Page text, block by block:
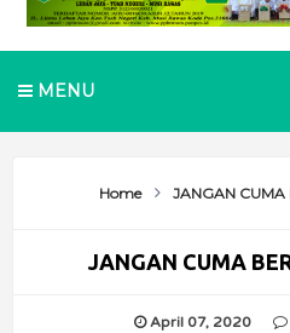
MENU
Home JANGAN CUMA
JANGAN CUMA
April 07, 2020